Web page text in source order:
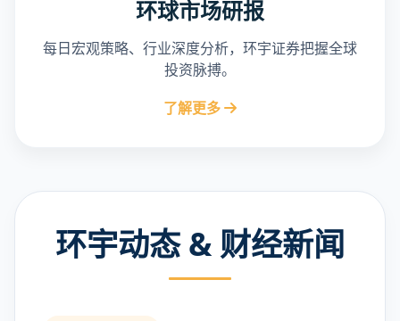
环球市场研报
每日宏观策略、行业深度分析，环宇证券把握全球
投资脉搏。
了解更多
环宇动态 & 财经新闻